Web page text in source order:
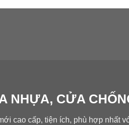
NHỰA, CỬA
cao cấp, tiện ích, phù hợp nhất